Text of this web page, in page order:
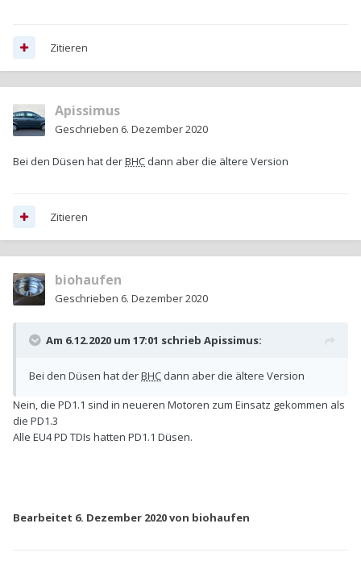
Zitieren
Apissimus
Geschrieben 6. Dezember 2020
Bei den Düsen hat derBHC dann aber die ältere Version
Zitieren
biohaufen
Geschrieben 6. Dezember 2020
Am 6.12.2020 um 17:01 schrieb Apissimus:
Bei den Düsen hat derBHC dann aber die ältere Version
Nein, die PD1.1 sind in neueren Motoren zum Einsatz gekommen als
die PD1.3
Alle EU4 PD TDIs hatten PD1.1 Düsen.
Bearbeitet 6. Dezember 2020von biohaufen